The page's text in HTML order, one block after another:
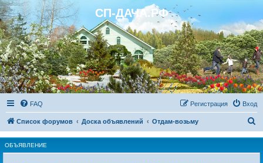
Регистрация СП-ДАЧА.РФ
FAQ Вход
Регистрация
Список форумов Доска объявлений Отдам-возьму
ОБЪЯВЛЕНИЕ